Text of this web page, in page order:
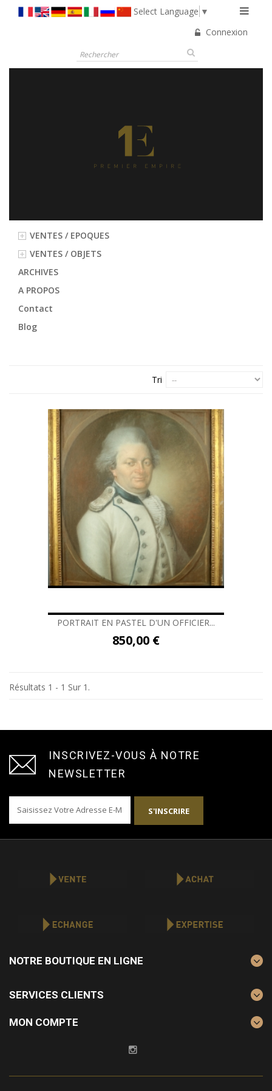
Select Language ▼
Connexion
VENTES / EPOQUES
VENTES / OBJETS
ARCHIVES
A PROPOS
Contact
Blog
Tri
PORTRAIT EN PASTEL D'UN OFFICIER...
850,00 €
Résultats 1 - 1 Sur 1.
INSCRIVEZ-VOUS À NOTRE
NEWSLETTER
S'INSCRIRE
NOTRE BOUTIQUE EN LIGNE
SERVICES CLIENTS
MON COMPTE